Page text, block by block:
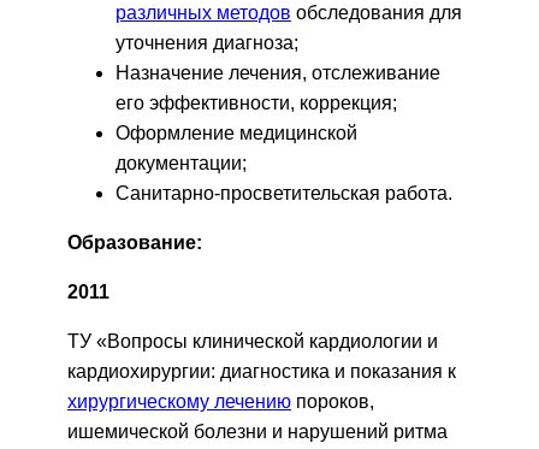
различных методов обследования для
уточнения диагноза;
Назначение лечения, отслеживание
его эффективности, коррекция;
Оформление медицинской
документации;
Санитарно-просветительская работа.
Образование:
2011
ТУ «Вопросы клинической кардиологии и
кардиохирургии: диагностика и показания к
хирургическому лечению пороков,
ишемической болезни и нарушений ритма